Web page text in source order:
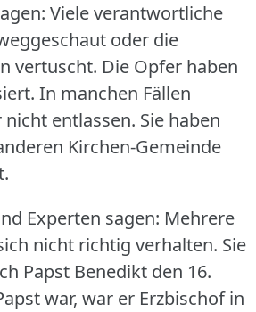
Viele verantwortliche
oder die
vertuscht. Die Opfer haben
In manchen Fällen
entlassen. Sie haben
Kirchen-Gemeinde
Experten sagen: Mehrere
nicht richtig verhalten. Sie
Papst Benedikt den 16.
war, war er Erzbischof in